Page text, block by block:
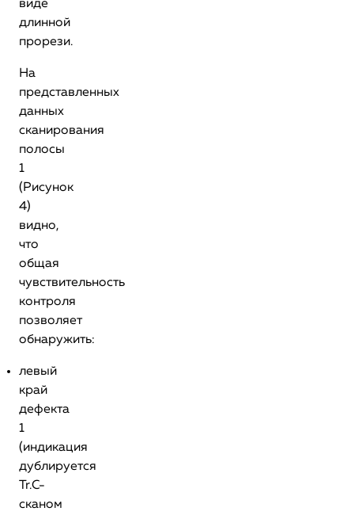
виде
длинной
прорези.
На
представленных
данных
сканирования
полосы
1
(Рисунок
4)
видно,
что
общая
чувствительность
контроля
позволяет
обнаружить:
левый
край
дефекта
1
(индикация
дублируется
Tr.С-
сканом